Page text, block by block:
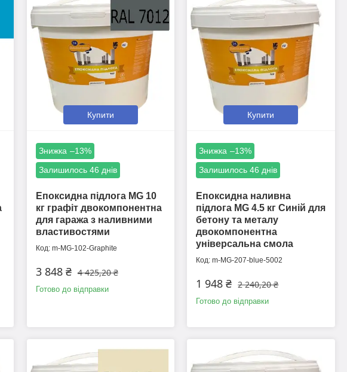
Купити
–13%
Залишилось 46 днів
Епоксидна підлога MG 10
кг графіт двокомпонентна
для гаража з наливними
властивостями
m-MG-102-Graphite
4 425,20 ₴
3 848 ₴
Готово до відправки
Купити
–13%
Залишилось 46 днів
Епоксидна наливна
підлога MG 4.5 кг Синій для
бетону та металу
двокомпонентна
універсальна смола
m-MG-207-blue-5002
2 240,20 ₴
1 948 ₴
Готово до відправки